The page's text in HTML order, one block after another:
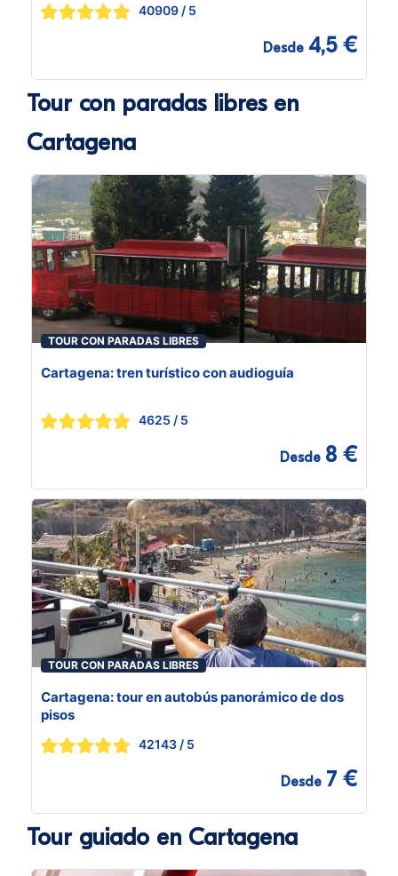
40909 / 5
Desde 4,5 €
Tour con paradas libres en
Cartagena
TOUR CON PARADAS LIBRES
Cartagena: tren turístico con audioguía
4625 / 5
Desde 8 €
TOUR CON PARADAS LIBRES
Cartagena: tour en autobús panorámico de dos
pisos
42143 / 5
Desde 7 €
Tour guiado en Cartagena